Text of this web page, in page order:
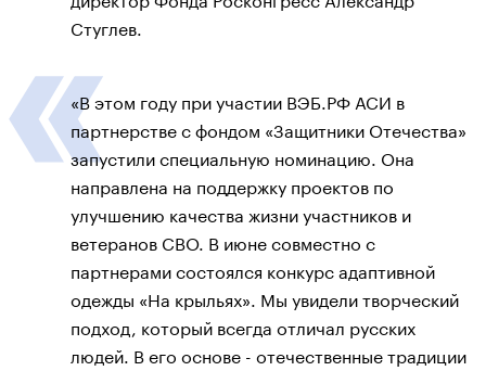
Стуглев.
«В этом году при участии ВЭБ.РФ АСИ в
партнерстве с фондом «Защитники Отечества»
запустили специальную номинацию. Она
направлена на поддержку проектов по
улучшению качества жизни участников и
ветеранов СВО. В июне совместно с
партнерами состоялся конкурс адаптивной
одежды «На крыльях». Мы увидели творческий
подход, который всегда отличал русских
людей. В его основе - отечественные традиции